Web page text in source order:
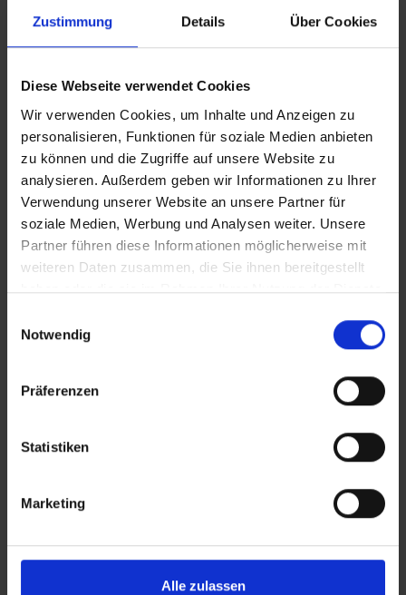
Zustimmung Details Über Cookies
Diese Webseite verwendet Cookies
Wir verwenden Cookies, um Inhalte und Anzeigen zu
personalisieren, Funktionen für soziale Medien anbieten
zu können und die Zugriffe auf unsere Website zu
analysieren. Außerdem geben wir Informationen zu Ihrer
Verwendung unserer Website an unsere Partner für
soziale Medien, Werbung und Analysen weiter. Unsere
Partner führen diese Informationen möglicherweise mit
weiteren Daten zusammen, die Sie ihnen bereitgestellt
haben oder die sie im Rahmen Ihrer Nutzung der Dienste
Notwendig
Präferenzen
Statistiken
Marketing
Alle zulassen
Ankunftstag ab 15 Uhr (örtliche Abweichung vorbehalten) in
Ihr Hotel einchecken können. An Ihrem Abreisetag können
nutzen. Bitte beachten Sie, dass es bei Nur-Hotel-
Nachweis der Anreise aus einem EU-Land oder der Schweiz
fordert. Sollte ein derartiger Nachweis nicht gelingen, kann
es vorkommen, dass der Hotelier
Nachzahlungsforderungen stellt oder die Buchung nicht
akzeptiert. Bitte beachten Sie, dass die vtours
Hotelbeschreibung für Ihre Buchung relevant ist! Es ist
möglich, dass in Einzelfällen nicht alle Veranstalter
Hotelbeschreibungen ausweisen oder es entscheidende
Wichtige Hinweise
Schlüsselkategorie abhängig und wird pro
Nacht und pro Person zzgl. MwSt. (10%)
Januar 2018 gültig.
1*-3* Hotel= 2 EUR/Nacht